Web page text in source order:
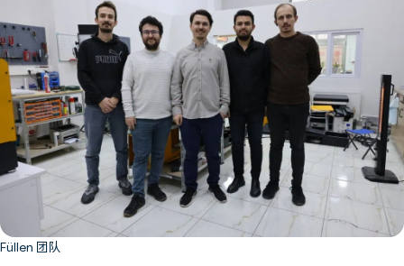
Füllen 团队